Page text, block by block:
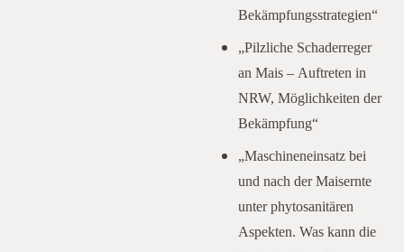
Bekämpfungsstrategien“
„Pilzliche Schaderreger
an Mais – Auftreten in
NRW, Möglichkeiten der
Bekämpfung“
„Maschineneinsatz bei
und nach der Maisernte
unter phytosanitären
Aspekten. Was kann die